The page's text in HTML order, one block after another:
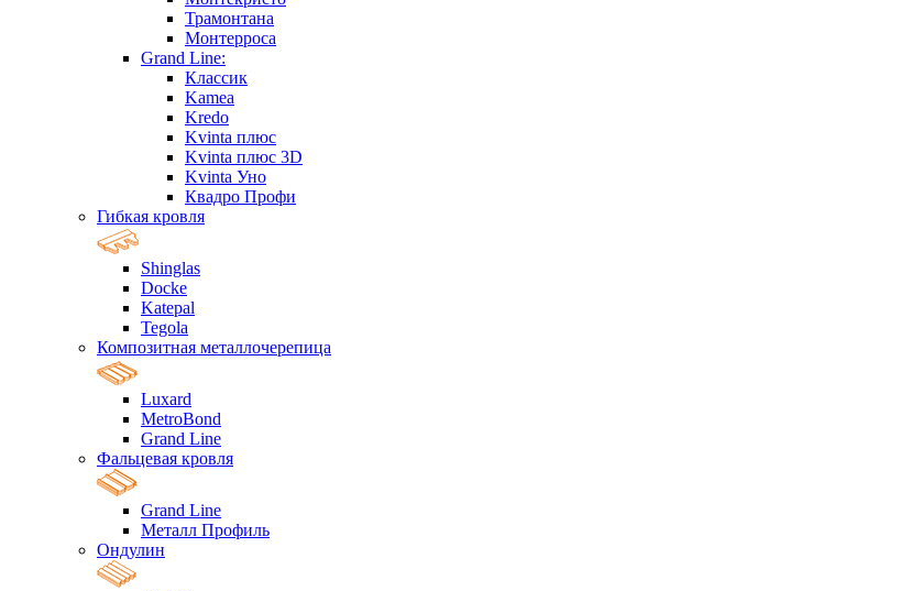
Трамонтана
Монтерроса
Grand Line:
Классик
Kamea
Kredo
Kvinta плюс
Kvinta плюс 3D
Kvinta Уно
Квадро Профи
Гибкая кровля
Shinglas
Docke
Katepal
Tegola
Композитная металлочерепица
Luxard
MetroBond
Grand Line
Фальцевая кровля
Grand Line
Металл Профиль
Ондулин